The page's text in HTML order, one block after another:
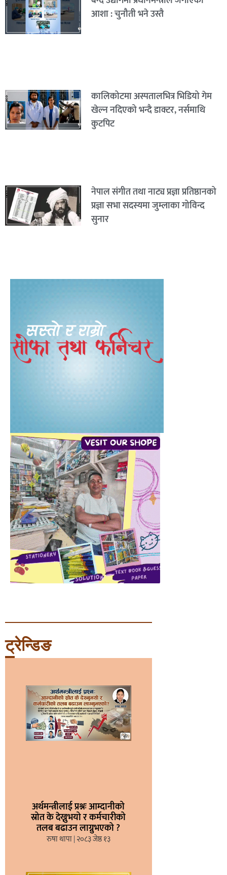
आशा : चुनौती भने उस्तै
कालिकोटमा अस्पतालभित्र भिडियो गेम
खेल्न नदिएको भन्दै डाक्टर, नर्समाथि
कुटपिट
नेपाल संगीत तथा नाट्य प्रज्ञा प्रतिष्ठानको
प्रज्ञा सभा सदस्यमा जुम्लाका गोविन्द
सुनार
ट्रेन्डिङ
अर्थमन्त्रीलाई प्रश्नः आम्दानीको
स्रोत के देख्नुभयो र कर्मचारीको
तलब बढाउन लाग्नुभएको ?
रुषा थापा २०८३ जेष्ठ १३